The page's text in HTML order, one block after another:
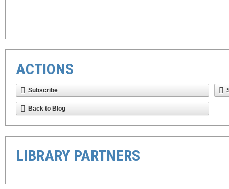
ACTIONS
Subscribe
Back to Blog
LIBRARY PARTNERS